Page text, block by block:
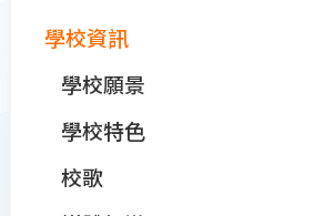
Main
navigation
學校資訊
學校願景
學校特色
校歌